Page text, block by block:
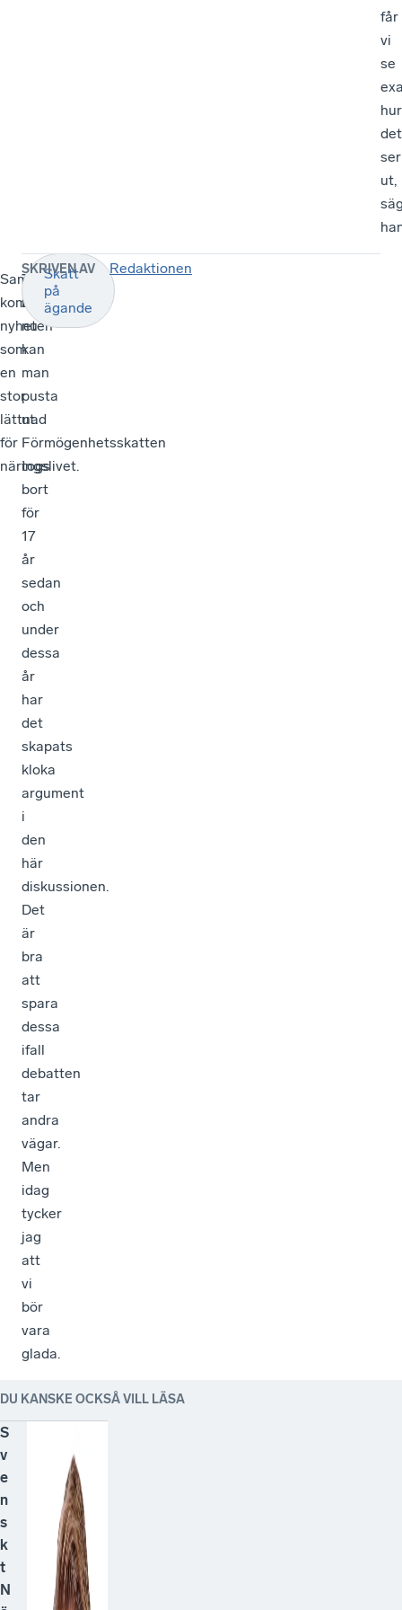
får
vi
se
hur
det
ser
ut,
Sammantaget
kommer
nyheten
som
en
stor
lättnad
för
näringslivet.
–
Just
nu
kan
man
pusta
ut.
Förmögenhetsskatten
togs
bort
för
17
år
sedan
och
under
dessa
år
har
det
skapats
kloka
argument
i
den
här
diskussionen.
Det
är
bra
att
spara
dessa
ifall
debatten
tar
andra
vägar.
Men
idag
tycker
jag
att
vi
bör
vara
glada.
TT
Redaktionen
Skatt
på
ägande
SKRIVEN AV Redaktionen
DU KANSKE OCKSÅ VILL LÄSA
S
v
e
n
s
k
t
N